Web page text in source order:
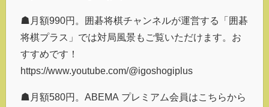
☗月額990円。囲碁将棋チャンネルが運営する「囲碁
将棋プラス」では対局風景もご覧いただけます。お
すすめです！
https://www.youtube.com/@igoshogiplus
☗月額580円。ABEMA プレミアム会員はこちらから